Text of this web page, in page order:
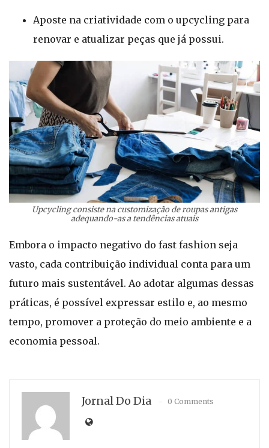
Aposte na criatividade com o upcycling para
renovar e atualizar peças que já possui.
Upcycling consiste na customização de roupas antigas
adequando-as a tendências atuais
Embora o impacto negativo do fast fashion seja
vasto, cada contribuição individual conta para um
futuro mais sustentável. Ao adotar algumas dessas
práticas, é possível expressar estilo e, ao mesmo
tempo, promover a proteção do meio ambiente e a
economia pessoal.
Jornal Do Dia 0 Comments